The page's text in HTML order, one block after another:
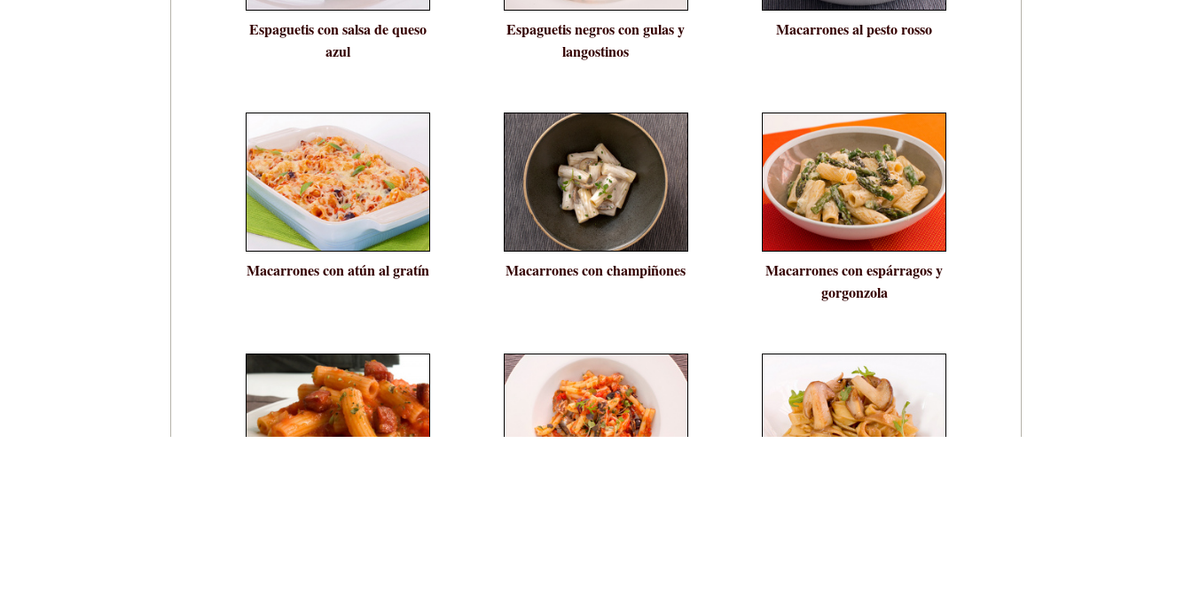
Espaguetis con salsa de queso
azul
Espaguetis negros con gulas y
langostinos
Macarrones al pesto rosso
Macarrones con atún al gratín Macarrones con champiñones
Macarrones con espárragos y
gorgonzola